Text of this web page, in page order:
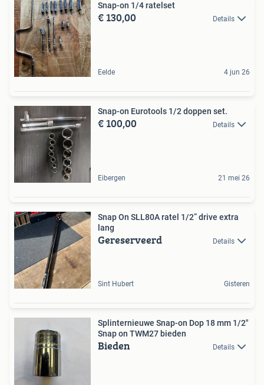
Snap-on 1/4 ratelset
€ 130,00 Details
Eelde 4 jun 26
Snap-on Eurotools 1/2 doppen set.
€ 100,00 Details
Eibergen 21 mei 26
Snap On SLL80A ratel 1/2” drive extra
lang
Gereserveerd Details
Sint Hubert Gisteren
Splinternieuwe Snap-on Dop 18 mm 1/2"
Snap on TWM27 bieden
Bieden Details